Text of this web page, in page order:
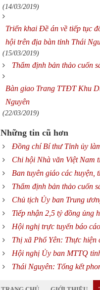
(14/03/2019)
Triển khai Đề án về tiếp tục
hội trên địa bàn tỉnh Thái
(15/03/2019)
Thẩm định bản thảo cuốn
Bàn giao Trang TTĐT Khu
Nguyên
(22/03/2019)
Những tin cũ hơn
Đồng chí Bí thư Tỉnh ủy
Chi hội Nhà văn Việt Nam
Ban tuyên giáo các huyện,
Thẩm định bản thảo cuốn
Chủ tịch Ủy ban Trung
Tiếp nhận 2,5 tỷ đồng ủng
Hội nghị trực tuyến báo
Thị xã Phổ Yên: Thực
Hội nghị Ủy ban MTTQ
Thái Nguyên: Tổng kết